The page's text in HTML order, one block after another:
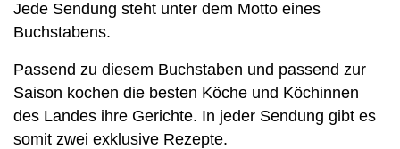
Jede Sendung steht unter dem Motto eines
Buchstabens.
Passend zu diesem Buchstaben und passend zur
Saison kochen die besten Köche und Köchinnen
des Landes ihre Gerichte. In jeder Sendung gibt es
somit zwei exklusive Rezepte.